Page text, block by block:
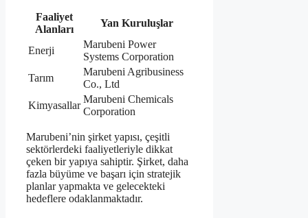
Faaliyet
Alanları
Yan Kuruluşlar
Enerji
Marubeni Power
Systems Corporation
Tarım
Marubeni Agribusiness
Co., Ltd
Kimyasallar
Marubeni Chemicals
Corporation
Marubeni’nin şirket yapısı, çeşitli
sektörlerdeki faaliyetleriyle dikkat
çeken bir yapıya sahiptir. Şirket, daha
fazla büyüme ve başarı için stratejik
planlar yapmakta ve gelecekteki
hedeflere odaklanmaktadır.